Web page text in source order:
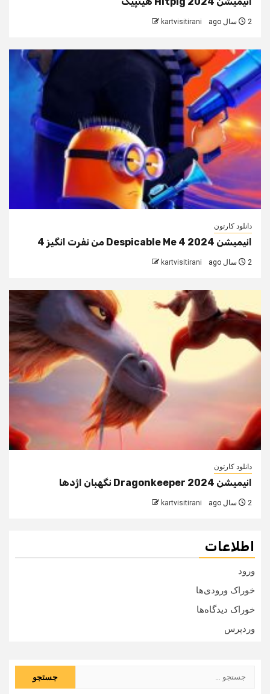
2 سال ago kartvisitirani
دانلود کارتون
انیمیشن Despicable Me 4 2024 من نفرت انگیز 4
2 سال ago kartvisitirani
دانلود کارتون
انیمیشن Dragonkeeper 2024 نگهبان اژدها
2 سال ago kartvisitirani
اطلاعات
ورود
خوراک ورودی‌ها
خوراک دیدگاه‌ها
وردپرس